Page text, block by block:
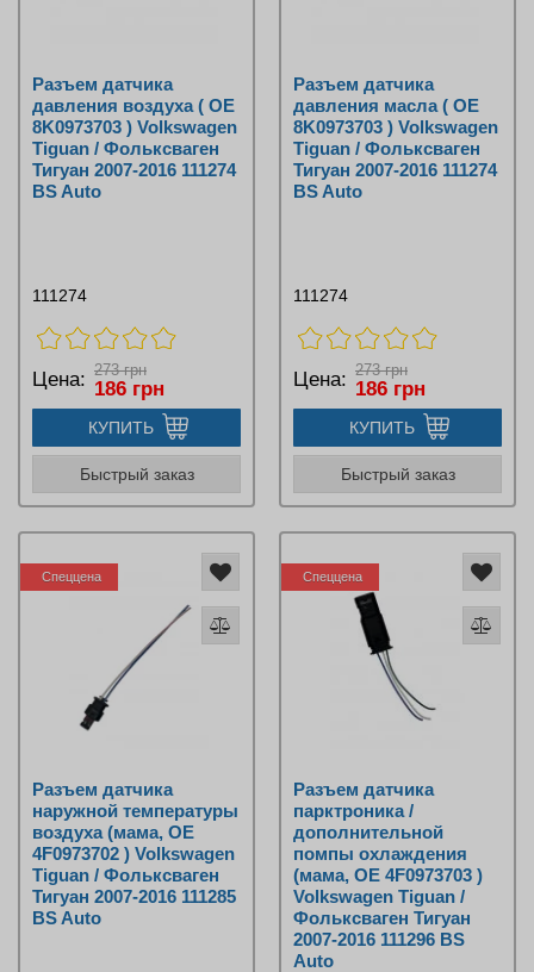
Разъем датчика
давления воздуха ( OE
8K0973703 ) Volkswagen
Tiguan / Фольксваген
Тигуан 2007-2016 111274
BS Auto
111274
Цена: 273 грн
186 грн
КУПИТЬ
Быстрый заказ
Разъем датчика
давления масла ( OE
8K0973703 ) Volkswagen
Tiguan / Фольксваген
Тигуан 2007-2016 111274
BS Auto
111274
Цена: 273 грн
186 грн
КУПИТЬ
Быстрый заказ
Спеццена
Разъем датчика
наружной температуры
воздуха (мама, OE
4F0973702 ) Volkswagen
Tiguan / Фольксваген
Тигуан 2007-2016 111285
BS Auto
Спеццена
Разъем датчика
парктроника /
дополнительной
помпы охлаждения
(мама, OE 4F0973703 )
Volkswagen Tiguan /
Фольксваген Тигуан
2007-2016 111296 BS
Auto